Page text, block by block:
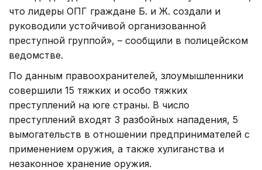
что лидеры ОПГ граждане Б. и Ж. создали и
руководили устойчивой организованной
преступной группой», – сообщили в полицейском
ведомстве.
По данным правоохранителей, злоумышленники
совершили 15 тяжких и особо тяжких
преступлений на юге страны. В число
преступлений входят 3 разбойных нападения, 5
вымогательств в отношении предпринимателей с
применением оружия, а также хулиганства и
незаконное хранение оружия.